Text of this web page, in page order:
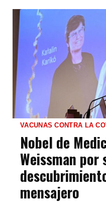
VACUNAS CONTRA LA
Nobel de
Weissman por
mensajero